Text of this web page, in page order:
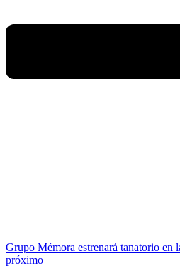
Grupo Mémora estrenará tanatorio en
próximo